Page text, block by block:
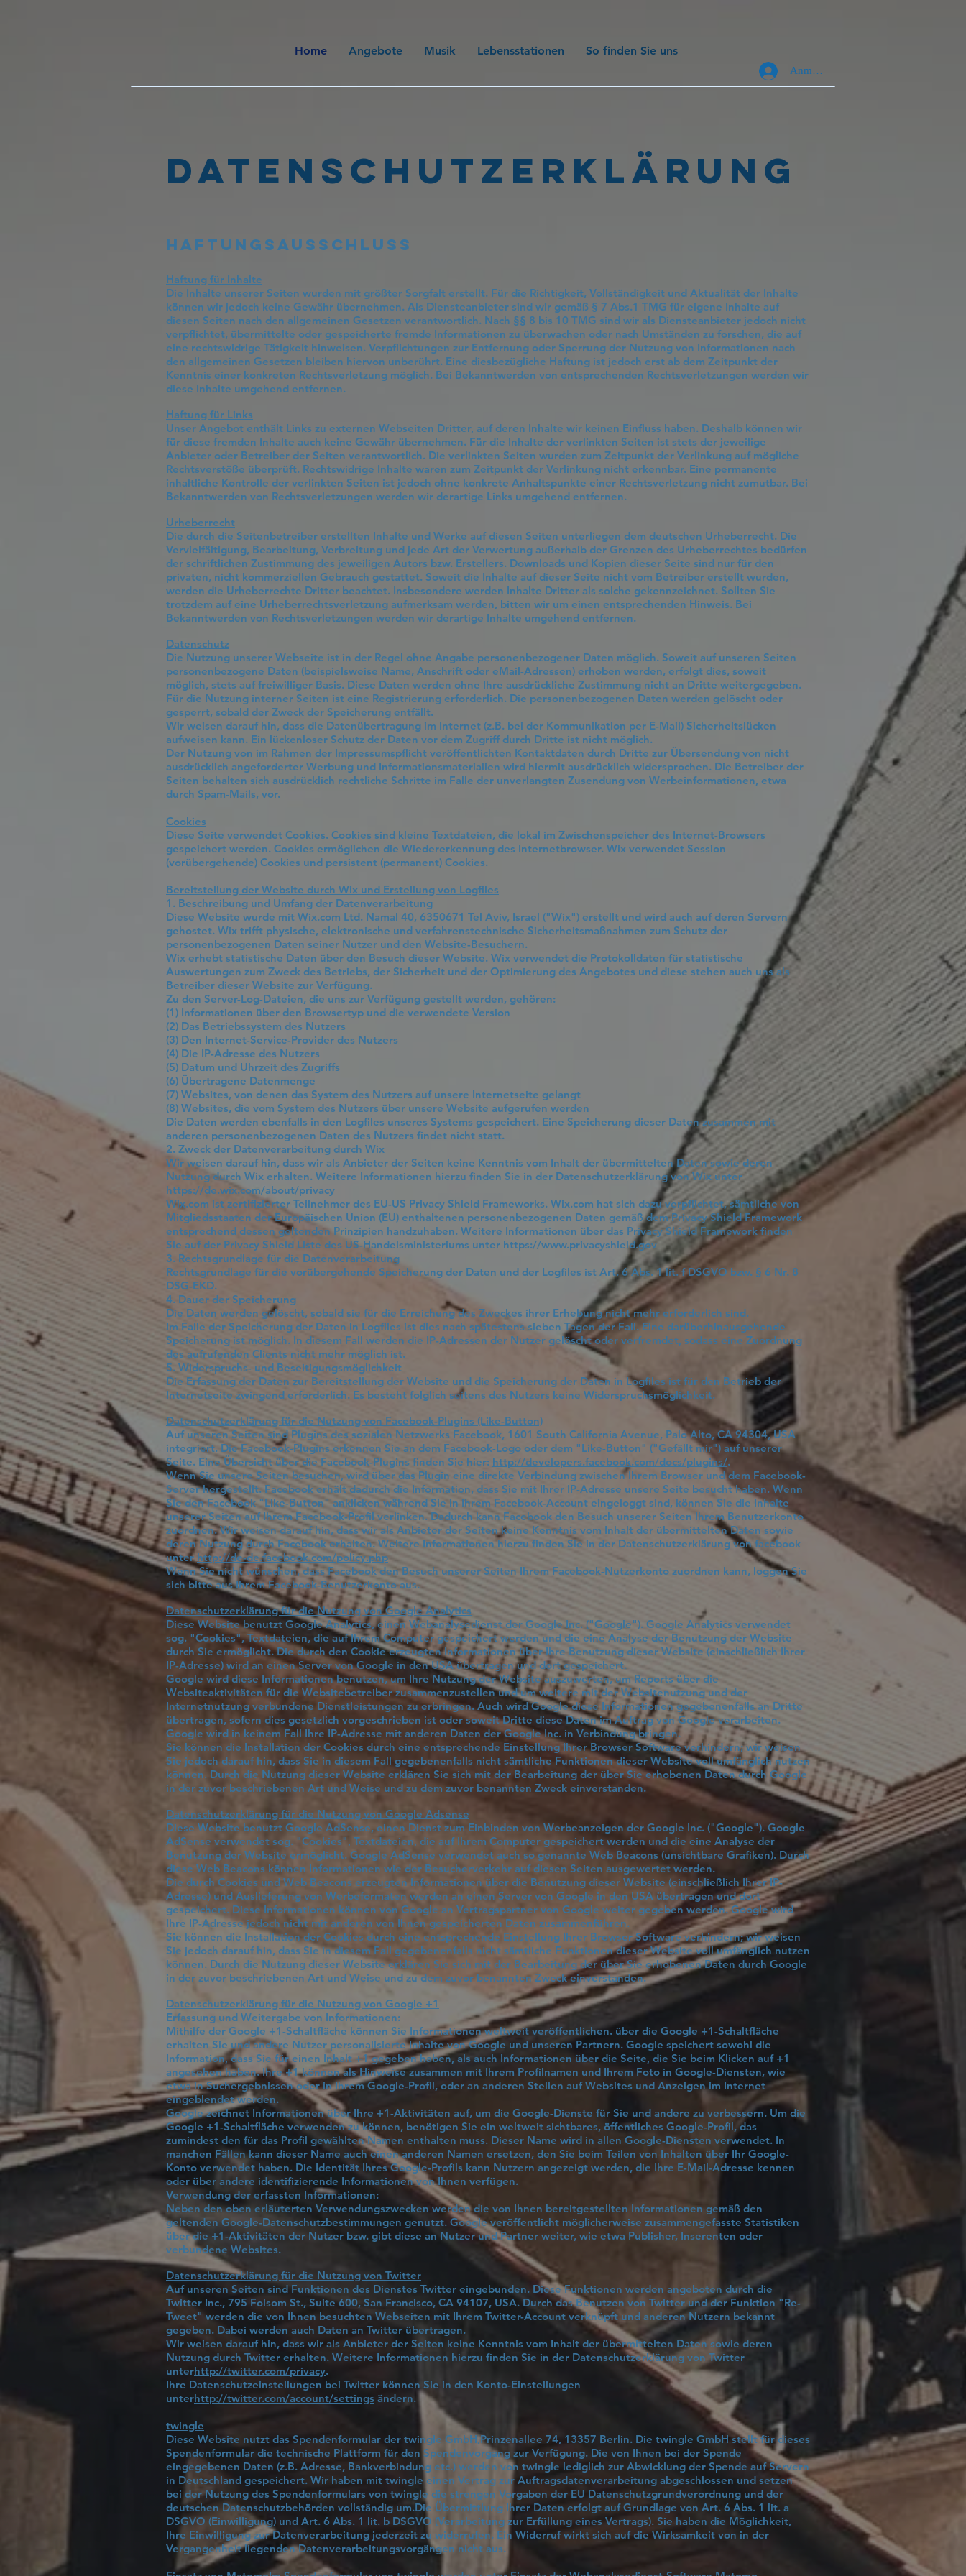
Home Angebote Musik Lebensstationen So finden Sie uns
Anmelden
DATENSCHUTZERKLÄRUNG
Haftungsausschluss
Haftung für Inhalte
Die Inhalte unserer Seiten wurden mit größter Sorgfalt erstellt. Für die Richtigkeit, Vollständigkeit und Aktualität der Inhalte
können wir jedoch keine Gewähr übernehmen. Als Diensteanbieter sind wir gemäß § 7 Abs.1 TMG für eigene Inhalte auf
diesen Seiten nach den allgemeinen Gesetzen verantwortlich. Nach §§ 8 bis 10 TMG sind wir als Diensteanbieter jedoch nicht
verpflichtet, übermittelte oder gespeicherte fremde Informationen zu überwachen oder nach Umständen zu forschen, die auf
eine rechtswidrige Tätigkeit hinweisen. Verpflichtungen zur Entfernung oder Sperrung der Nutzung von Informationen nach
den allgemeinen Gesetzen bleiben hiervon unberührt. Eine diesbezügliche Haftung ist jedoch erst ab dem Zeitpunkt der
Kenntnis einer konkreten Rechtsverletzung möglich. Bei Bekanntwerden von entsprechenden Rechtsverletzungen werden wir
diese Inhalte umgehend entfernen.
Haftung für Links
Unser Angebot enthält Links zu externen Webseiten Dritter, auf deren Inhalte wir keinen Einfluss haben. Deshalb können wir
für diese fremden Inhalte auch keine Gewähr übernehmen. Für die Inhalte der verlinkten Seiten ist stets der jeweilige
Anbieter oder Betreiber der Seiten verantwortlich. Die verlinkten Seiten wurden zum Zeitpunkt der Verlinkung auf mögliche
Rechtsverstöße überprüft. Rechtswidrige Inhalte waren zum Zeitpunkt der Verlinkung nicht erkennbar. Eine permanente
inhaltliche Kontrolle der verlinkten Seiten ist jedoch ohne konkrete Anhaltspunkte einer Rechtsverletzung nicht zumutbar. Bei
Bekanntwerden von Rechtsverletzungen werden wir derartige Links umgehend entfernen.
Urheberrecht
Die durch die Seitenbetreiber erstellten Inhalte und Werke auf diesen Seiten unterliegen dem deutschen Urheberrecht. Die
Vervielfältigung, Bearbeitung, Verbreitung und jede Art der Verwertung außerhalb der Grenzen des Urheberrechtes bedürfen
der schriftlichen Zustimmung des jeweiligen Autors bzw. Erstellers. Downloads und Kopien dieser Seite sind nur für den
privaten, nicht kommerziellen Gebrauch gestattet. Soweit die Inhalte auf dieser Seite nicht vom Betreiber erstellt wurden,
werden die Urheberrechte Dritter beachtet. Insbesondere werden Inhalte Dritter als solche gekennzeichnet. Sollten Sie
trotzdem auf eine Urheberrechtsverletzung aufmerksam werden, bitten wir um einen entsprechenden Hinweis. Bei
Bekanntwerden von Rechtsverletzungen werden wir derartige Inhalte umgehend entfernen.
Datenschutz
Die Nutzung unserer Webseite ist in der Regel ohne Angabe personenbezogener Daten möglich. Soweit auf unseren Seiten
personenbezogene Daten (beispielsweise Name, Anschrift oder eMail-Adressen) erhoben werden, erfolgt dies, soweit
möglich, stets auf freiwilliger Basis. Diese Daten werden ohne Ihre ausdrückliche Zustimmung nicht an Dritte weitergegeben.
Für die Nutzung interner Seiten ist eine Registrierung erforderlich. Die personenbezogenen Daten werden gelöscht oder
gesperrt, sobald der Zweck der Speicherung entfällt.
Wir weisen darauf hin, dass die Datenübertragung im Internet (z.B. bei der Kommunikation per E-Mail) Sicherheitslücken
aufweisen kann. Ein lückenloser Schutz der Daten vor dem Zugriff durch Dritte ist nicht möglich.
Der Nutzung von im Rahmen der Impressumspflicht veröffentlichten Kontaktdaten durch Dritte zur Übersendung von nicht
ausdrücklich angeforderter Werbung und Informationsmaterialien wird hiermit ausdrücklich widersprochen. Die Betreiber der
Seiten behalten sich ausdrücklich rechtliche Schritte im Falle der unverlangten Zusendung von Werbeinformationen, etwa
durch Spam-Mails, vor.
Cookies
Diese Seite verwendet Cookies. Cookies sind kleine Textdateien, die lokal im Zwischenspeicher des Internet-Browsers
gespeichert werden. Cookies ermöglichen die Wiedererkennung des Internetbrowser. Wix verwendet Session
(vorübergehende) Cookies und persistent (permanent) Cookies.
Bereitstellung der Website durch Wix und Erstellung von Logfiles
1. Beschreibung und Umfang der Datenverarbeitung
Diese Website wurde mit Wix.com Ltd. Namal 40, 6350671 Tel Aviv, Israel ("Wix") erstellt und wird auch auf deren Servern
gehostet. Wix trifft physische, elektronische und verfahrenstechnische Sicherheitsmaßnahmen zum Schutz der
personenbezogenen Daten seiner Nutzer und den Website-Besuchern.
Wix erhebt statistische Daten über den Besuch dieser Website. Wix verwendet die Protokolldaten für statistische
Auswertungen zum Zweck des Betriebs, der Sicherheit und der Optimierung des Angebotes und diese stehen auch uns als
Betreiber dieser Website zur Verfügung.
Zu den Server-Log-Dateien, die uns zur Verfügung gestellt werden, gehören:
(1) Informationen über den Browsertyp und die verwendete Version
(2) Das Betriebssystem des Nutzers
(3) Den Internet-Service-Provider des Nutzers
(4) Die IP-Adresse des Nutzers
(5) Datum und Uhrzeit des Zugriffs
(6) Übertragene Datenmenge
(7) Websites, von denen das System des Nutzers auf unsere Internetseite gelangt
(8) Websites, die vom System des Nutzers über unsere Website aufgerufen werden
Die Daten werden ebenfalls in den Logfiles unseres Systems gespeichert. Eine Speicherung dieser Daten zusammen mit
anderen personenbezogenen Daten des Nutzers findet nicht statt.
2. Zweck der Datenverarbeitung durch Wix
Wir weisen darauf hin, dass wir als Anbieter der Seiten keine Kenntnis vom Inhalt der übermittelten Daten sowie deren
Nutzung durch Wix erhalten. Weitere Informationen hierzu finden Sie in der Datenschutzerklärung von Wix unter
https://de.wix.com/about/privacy
Wix.com ist zertifizierter Teilnehmer des EU-US Privacy Shield Frameworks. Wix.com hat sich dazu verpflichtet, sämtliche von
Mitgliedsstaaten der Europäischen Union (EU) enthaltenen personenbezogenen Daten gemäß dem Privacy Shield Framework
entsprechend dessen geltenden Prinzipien handzuhaben. Weitere Informationen über das Privacy Shield Framework finden
Sie auf der Privacy Shield Liste des US-Handelsministeriums unter https://www.privacyshield.gov
3. Rechtsgrundlage für die Datenverarbeitung
Rechtsgrundlage für die vorübergehende Speicherung der Daten und der Logfiles ist Art. 6 Abs. 1 lit. f DSGVO bzw. § 6 Nr. 8
DSG-EKD.
4. Dauer der Speicherung
Die Daten werden gelöscht, sobald sie für die Erreichung des Zweckes ihrer Erhebung nicht mehr erforderlich sind.
Im Falle der Speicherung der Daten in Logfiles ist dies nach spätestens sieben Tagen der Fall. Eine darüberhinausgehende
Speicherung ist möglich. In diesem Fall werden die IP-Adressen der Nutzer gelöscht oder verfremdet, sodass eine Zuordnung
des aufrufenden Clients nicht mehr möglich ist.
5. Widerspruchs- und Beseitigungsmöglichkeit
Die Erfassung der Daten zur Bereitstellung der Website und die Speicherung der Daten in Logfiles ist für den Betrieb der
Internetseite zwingend erforderlich. Es besteht folglich seitens des Nutzers keine Widerspruchsmöglichkeit.
Datenschutzerklärung für die Nutzung von Facebook-Plugins (Like-Button)
Auf unseren Seiten sind Plugins des sozialen Netzwerks Facebook, 1601 South California Avenue, Palo Alto, CA 94304, USA
integriert. Die Facebook-Plugins erkennen Sie an dem Facebook-Logo oder dem "Like-Button" ("Gefällt mir") auf unserer
Seite. Eine Übersicht über die Facebook-Plugins finden Sie hier: http://developers.facebook.com/docs/plugins/.
Wenn Sie unsere Seiten besuchen, wird über das Plugin eine direkte Verbindung zwischen Ihrem Browser und dem Facebook-
Server hergestellt. Facebook erhält dadurch die Information, dass Sie mit Ihrer IP-Adresse unsere Seite besucht haben. Wenn
Sie den Facebook "Like-Button" anklicken während Sie in Ihrem Facebook-Account eingeloggt sind, können Sie die Inhalte
unserer Seiten auf Ihrem Facebook-Profil verlinken. Dadurch kann Facebook den Besuch unserer Seiten Ihrem Benutzerkonto
zuordnen. Wir weisen darauf hin, dass wir als Anbieter der Seiten keine Kenntnis vom Inhalt der übermittelten Daten sowie
deren Nutzung durch Facebook erhalten. Weitere Informationen hierzu finden Sie in der Datenschutzerklärung von facebook
unterhttp://de-de.facebook.com/policy.php
Wenn Sie nicht wünschen, dass Facebook den Besuch unserer Seiten Ihrem Facebook-Nutzerkonto zuordnen kann, loggen Sie
sich bitte aus Ihrem Facebook-Benutzerkonto aus.
Datenschutzerklärung für die Nutzung von Google Analytics
Diese Website benutzt Google Analytics, einen Webanalysedienst der Google Inc. ("Google"). Google Analytics verwendet
sog. "Cookies", Textdateien, die auf Ihrem Computer gespeichert werden und die eine Analyse der Benutzung der Website
durch Sie ermöglicht. Die durch den Cookie erzeugten Informationen über Ihre Benutzung dieser Website (einschließlich Ihrer
IP-Adresse) wird an einen Server von Google in den USA übertragen und dort gespeichert.
Google wird diese Informationen benutzen, um Ihre Nutzung der Website auszuwerten, um Reports über die
Websiteaktivitäten für die Websitebetreiber zusammenzustellen und um weitere mit der Websitenutzung und der
Internetnutzung verbundene Dienstleistungen zu erbringen. Auch wird Google diese Informationen gegebenenfalls an Dritte
übertragen, sofern dies gesetzlich vorgeschrieben ist oder soweit Dritte diese Daten im Auftrag von Google verarbeiten.
Google wird in keinem Fall Ihre IP-Adresse mit anderen Daten der Google Inc. in Verbindung bringen.
Sie können die Installation der Cookies durch eine entsprechende Einstellung Ihrer Browser Software verhindern; wir weisen
Sie jedoch darauf hin, dass Sie in diesem Fall gegebenenfalls nicht sämtliche Funktionen dieser Website voll umfänglich nutzen
können. Durch die Nutzung dieser Website erklären Sie sich mit der Bearbeitung der über Sie erhobenen Daten durch Google
in der zuvor beschriebenen Art und Weise und zu dem zuvor benannten Zweck einverstanden.
Datenschutzerklärung für die Nutzung von Google Adsense
Diese Website benutzt Google AdSense, einen Dienst zum Einbinden von Werbeanzeigen der Google Inc. ("Google"). Google
AdSense verwendet sog. "Cookies", Textdateien, die auf Ihrem Computer gespeichert werden und die eine Analyse der
Benutzung der Website ermöglicht. Google AdSense verwendet auch so genannte Web Beacons (unsichtbare Grafiken). Durch
diese Web Beacons können Informationen wie der Besucherverkehr auf diesen Seiten ausgewertet werden.
Die durch Cookies und Web Beacons erzeugten Informationen über die Benutzung dieser Website (einschließlich Ihrer IP-
Adresse) und Auslieferung von Werbeformaten werden an einen Server von Google in den USA übertragen und dort
gespeichert. Diese Informationen können von Google an Vertragspartner von Google weiter gegeben werden. Google wird
Ihre IP-Adresse jedoch nicht mit anderen von Ihnen gespeicherten Daten zusammenführen.
Sie können die Installation der Cookies durch eine entsprechende Einstellung Ihrer Browser Software verhindern; wir weisen
Sie jedoch darauf hin, dass Sie in diesem Fall gegebenenfalls nicht sämtliche Funktionen dieser Website voll umfänglich nutzen
können. Durch die Nutzung dieser Website erklären Sie sich mit der Bearbeitung der über Sie erhobenen Daten durch Google
in der zuvor beschriebenen Art und Weise und zu dem zuvor benannten Zweck einverstanden.
Datenschutzerklärung für die Nutzung von Google +1
Erfassung und Weitergabe von Informationen:
Mithilfe der Google +1-Schaltfläche können Sie Informationen weltweit veröffentlichen. über die Google +1-Schaltfläche
erhalten Sie und andere Nutzer personalisierte Inhalte von Google und unseren Partnern. Google speichert sowohl die
Information, dass Sie für einen Inhalt +1 gegeben haben, als auch Informationen über die Seite, die Sie beim Klicken auf +1
angesehen haben. Ihre +1 können als Hinweise zusammen mit Ihrem Profilnamen und Ihrem Foto in Google-Diensten, wie
etwa in Suchergebnissen oder in Ihrem Google-Profil, oder an anderen Stellen auf Websites und Anzeigen im Internet
eingeblendet werden.
Google zeichnet Informationen über Ihre +1-Aktivitäten auf, um die Google-Dienste für Sie und andere zu verbessern. Um die
Google +1-Schaltfläche verwenden zu können, benötigen Sie ein weltweit sichtbares, öffentliches Google-Profil, das
zumindest den für das Profil gewählten Namen enthalten muss. Dieser Name wird in allen Google-Diensten verwendet. In
manchen Fällen kann dieser Name auch einen anderen Namen ersetzen, den Sie beim Teilen von Inhalten über Ihr Google-
Konto verwendet haben. Die Identität Ihres Google-Profils kann Nutzern angezeigt werden, die Ihre E-Mail-Adresse kennen
oder über andere identifizierende Informationen von Ihnen verfügen.
Verwendung der erfassten Informationen:
Neben den oben erläuterten Verwendungszwecken werden die von Ihnen bereitgestellten Informationen gemäß den
geltenden Google-Datenschutzbestimmungen genutzt. Google veröffentlicht möglicherweise zusammengefasste Statistiken
über die +1-Aktivitäten der Nutzer bzw. gibt diese an Nutzer und Partner weiter, wie etwa Publisher, Inserenten oder
verbundene Websites.
Datenschutzerklärung für die Nutzung von Twitter
Auf unseren Seiten sind Funktionen des Dienstes Twitter eingebunden. Diese Funktionen werden angeboten durch die
Twitter Inc., 795 Folsom St., Suite 600, San Francisco, CA 94107, USA. Durch das Benutzen von Twitter und der Funktion "Re-
Tweet" werden die von Ihnen besuchten Webseiten mit Ihrem Twitter-Account verknüpft und anderen Nutzern bekannt
gegeben. Dabei werden auch Daten an Twitter übertragen.
Wir weisen darauf hin, dass wir als Anbieter der Seiten keine Kenntnis vom Inhalt der übermittelten Daten sowie deren
Nutzung durch Twitter erhalten. Weitere Informationen hierzu finden Sie in der Datenschutzerklärung von Twitter
unterhttp://twitter.com/privacy.
Ihre Datenschutzeinstellungen bei Twitter können Sie in den Konto-Einstellungen
unterhttp://twitter.com/account/settings ändern.
twingle
Diese Website nutzt das Spendenformular der twingle GmbH,Prinzenallee 74, 13357 Berlin. Die twingle GmbH stellt für dieses
Spendenformular die technische Plattform für den Spendenvorgang zur Verfügung. Die von Ihnen bei der Spende
eingegebenen Daten (z.B. Adresse, Bankverbindung etc.) werden von twingle lediglich zur Abwicklung der Spende auf Servern
in Deutschland gespeichert. Wir haben mit twingle einen Vertrag zur Auftragsdatenverarbeitung abgeschlossen und setzen
bei der Nutzung des Spendenformulars von twingle die strengen Vorgaben der EU Datenschutzgrundverordnung und der
deutschen Datenschutzbehörden vollständig um.Die Übermittlung Ihrer Daten erfolgt auf Grundlage von Art. 6 Abs. 1 lit. a
DSGVO (Einwilligung) und Art. 6 Abs. 1 lit. b DSGVO (Verarbeitung zur Erfüllung eines Vertrags). Sie haben die Möglichkeit,
Ihre Einwilligung zur Datenverarbeitung jederzeit zu widerrufen. Ein Widerruf wirkt sich auf die Wirksamkeit von in der
Vergangenheit liegenden Datenverarbeitungsvorgängen nicht aus.